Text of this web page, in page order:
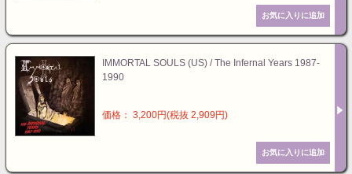
IMMORTAL SOULS (US) / The Infernal Years 1987-
1990
価格： 3,200円(税抜 2,909円)